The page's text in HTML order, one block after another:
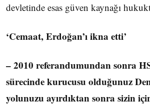
devletinde esas güven kaynağı
‘Cemaat, Erdoğan’ı ikna etti’
– 2010 referandumundan sonra
sürecinde kurucusu olduğunuz
yolunuzu ayırdıktan sonra sizin